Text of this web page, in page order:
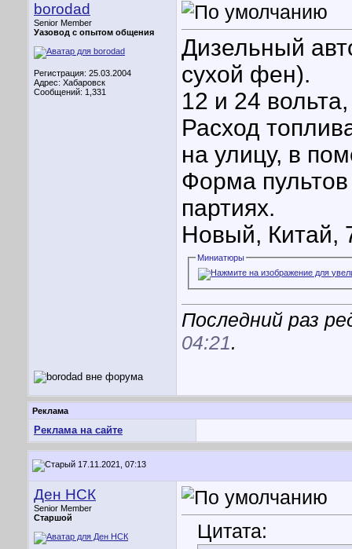
borodad
Senior Member
Уазовод с опытом общения
Регистрация: 25.03.2004
Адрес: Хабаровск
Сообщений: 1,331
Дизельный
сухой фен).
12 и 24
Расход
на улицу, в
Форма
партиях.
Новый, Китай,
Миниатюры
Последний раз
04:21.
Реклама
Реклама на сайте
17.11.2021, 07:13
Ден НСК
Senior Member
Старшой
Цитата: